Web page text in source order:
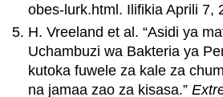
obes-lurk.html. Ilifikia Aprili 7,
H. Vreeland et al. “Asidi ya
Uchambuzi wa Bakteria ya
kutoka fuwele za kale za
na jamaa zao za kisasa.”